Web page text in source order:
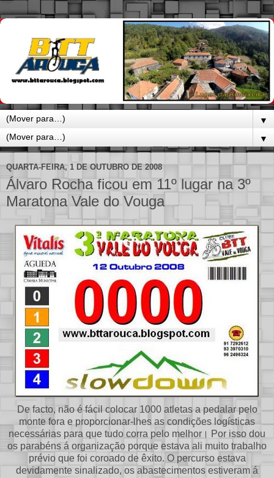
▼
▼
QUARTA-FEIRA, 1 DE OUTUBRO DE 2008
Álvaro Rocha ficou em 11º lugar na 3º
Maratona Vale do Vouga
De facto, não é fácil colocar 1000 atletas a pedalar pelo
monte fora e proporcionar-lhes as condições logísticas
necessárias para que tudo corra pelo melhor। Por isso dou
os parabéns á organização porque estava ali muito trabalho
prévio que foi coroado de êxito. O percurso estava
devidamente sinalizado, os abastecimentos estiveram á